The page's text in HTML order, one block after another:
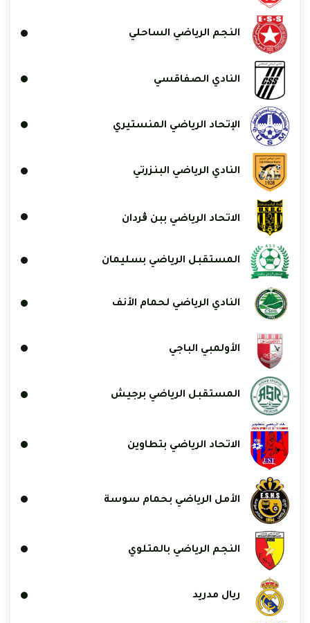
النجم الرياضي الساحلي
النادي الصفاقسي
الإتحاد الرياضي المنستيري
النادي الرياضي البنزرتي
الاتحاد الرياضي ببن ڨردان
المستقبل الرياضي بسليمان
النادي الرياضي لحمام الأنف
الأولمبي الباجي
المستقبل الرياضي برجيش
الاتحاد الرياضي بتطاوين
الأمل الرياضي بحمام سوسة
النجم الرياضي بالمتلوي
ريال مدريد